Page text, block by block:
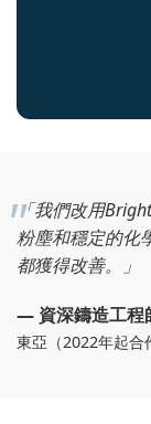
「我們改用
粉塵和穩定的化
都獲得改善。」
— 資深鑄造工程
東亞（2022年起合